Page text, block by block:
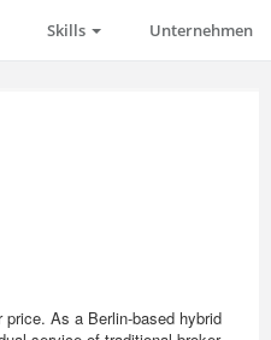
Skills Unternehmen
As a Berlin-based hybrid